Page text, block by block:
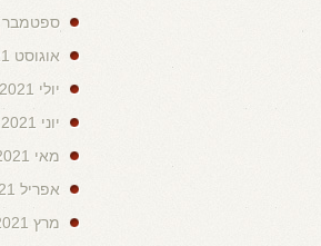
ספטמבר 2021
אוגוסט 2021
יולי 2021
יוני 2021
מאי 2021
אפריל 2021
מרץ 2021